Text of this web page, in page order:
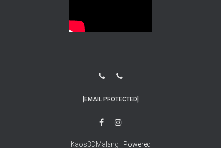
[EMAIL PROTECTED]
Kaos3DMalang | Powered